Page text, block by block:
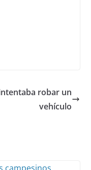
robar un
vehículo